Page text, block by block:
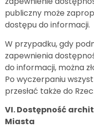
publiczny może
dostępu do informacji.
W przypadku, gdy
zapewnienia
do informacji, można
Po wyczerpaniu
przesłać także do
VI. Dostępność
Miasta